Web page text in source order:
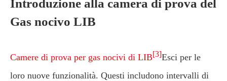
Introduzione alla camera di prova del
Gas nocivo LIB
Camere di prova per gas nocivi di LIB[3]Esci per le
loro nuove funzionalità. Questi includono intervalli di